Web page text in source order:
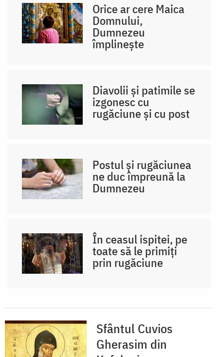
Orice ar cere Maica
Domnului,
Dumnezeu
împlinește
Diavolii și patimile se
izgonesc cu
rugăciune și cu post
Postul și rugăciunea
ne duc împreună la
Dumnezeu
În ceasul ispitei, pe
toate să le primiți
prin rugăciune
Sfântul Cuvios
Gherasim din